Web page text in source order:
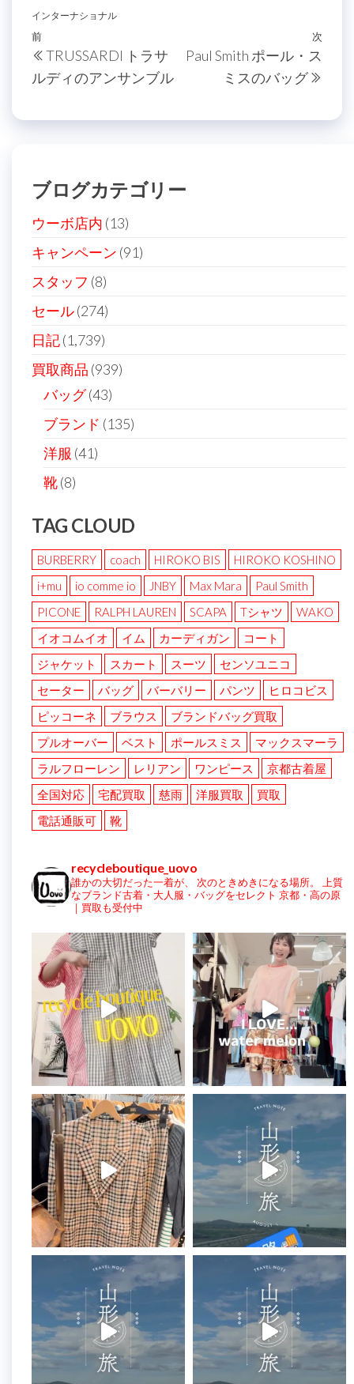
インターナショナル
投
稿
ナ
ビ
シ
ョ
ン
過
去
の
前
TRUSSARDI トラサ
ルディのアンサンブル
次
次
Paul Smith ポール・ス
ミスのバッグ
ブログカテゴリー
ウーボ店内 (13)
キャンペーン (91)
スタッフ (8)
セール(274)
日記(1,739)
買取商品 (939)
バッグ(43)
ブランド (135)
洋服 (41)
靴(8)
TAG CLOUD
BURBERRY coach HIROKO BIS
HIROKO KOSHINO
i+mu
io comme io JNBY Max Mara
Paul Smith
PICONE
RALPH LAUREN SCAPA Tシャツ
WAKO
イオコムイオ
イム カーディガン
コート
ジャケット
スカート スーツ
センソユニコ
セーター
バッグ バーバリー パンツ
ヒロコビス
ピッコーネ
ブラウス
ブランドバッグ買取
プルオーバー
ベスト ポールスミス
マックスマーラ
ラルフローレン
レリアン ワンピース
京都古着屋
全国対応
宅配買取 慈雨 洋服買取
買取
電話通販可
靴
recycleboutique_uovo
誰かの大切だった一着が、 次のときめきになる場所。
上質
なブランド古着・大人服・バッグをセレクト 京都・高の原
｜買取も受付中